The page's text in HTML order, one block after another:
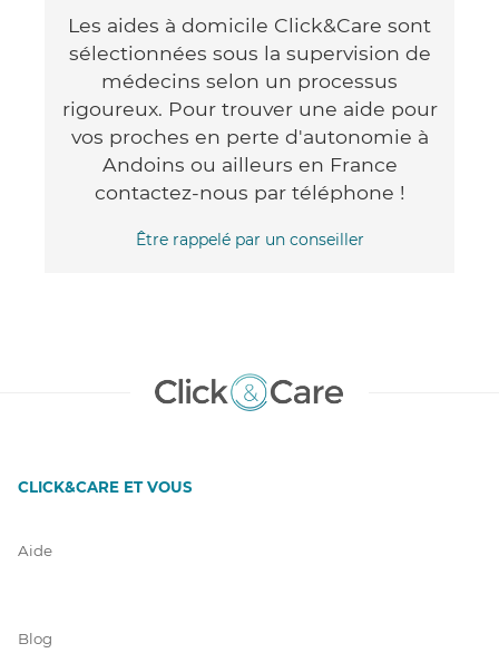
Les aides à domicile Click&Care sont
sélectionnées sous la supervision de
médecins selon un processus
rigoureux. Pour trouver une aide pour
vos proches en perte d'autonomie à
Andoins ou ailleurs en France
contactez-nous par téléphone !
Être rappelé par un conseiller
CLICK&CARE ET VOUS
Aide
Blog